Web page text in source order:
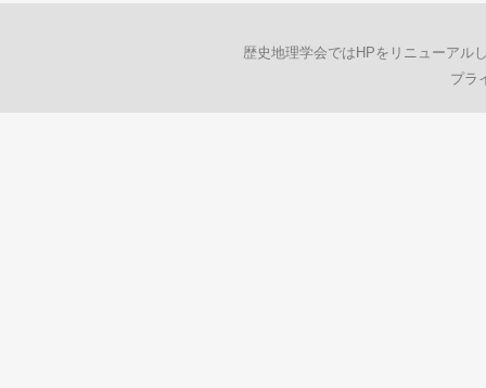
歴史地理学会ではHPをリニューアル
プラ